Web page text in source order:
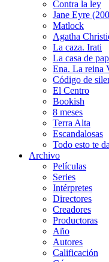
Contra la ley
Jane Eyre
Matlock
Agatha
La caza. Irati
La casa de
Ena. La reina
Código de
El Centro
Bookish
8 meses
Terra Alta
Escandalosas
Todo esto te
Archivo
Películas
Series
Intérpretes
Directores
Creadores
Productoras
Año
Autores
Calificación